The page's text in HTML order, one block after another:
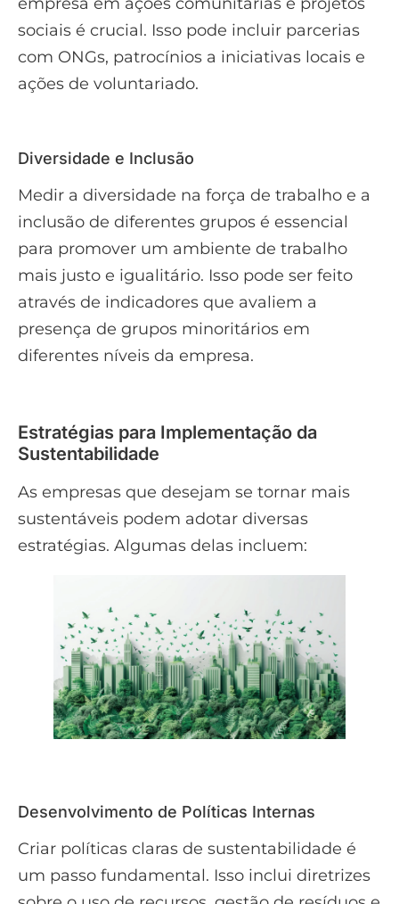
sociais é crucial. Isso pode incluir parcerias
com ONGs, patrocínios a iniciativas locais e
ações de voluntariado.
Diversidade e Inclusão
Medir a diversidade na força de trabalho e a
inclusão de diferentes grupos é essencial
para promover um ambiente de trabalho
mais justo e igualitário. Isso pode ser feito
através de indicadores que avaliem a
presença de grupos minoritários em
diferentes níveis da empresa.
Estratégias para Implementação da
Sustentabilidade
As empresas que desejam se tornar mais
sustentáveis podem adotar diversas
estratégias. Algumas delas incluem:
Desenvolvimento de Políticas Internas
Criar políticas claras de sustentabilidade é
um passo fundamental. Isso inclui diretrizes